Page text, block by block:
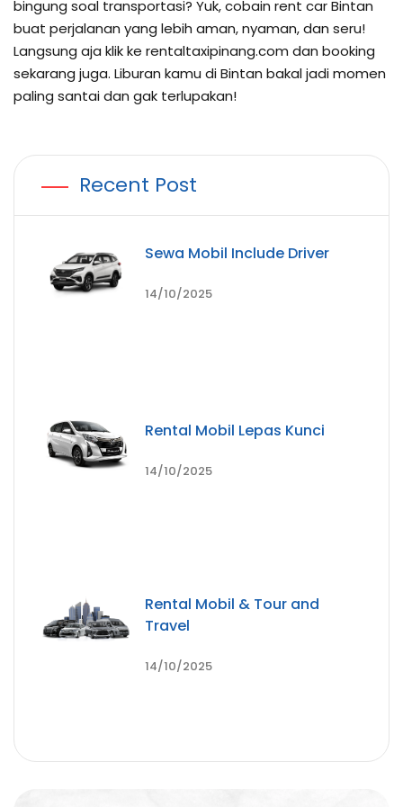
bingung soal transportasi? Yuk, cobain rent car Bintan
buat perjalanan yang lebih aman, nyaman, dan seru!
Langsung aja klik ke rentaltaxipinang.com dan booking
sekarang juga. Liburan kamu di Bintan bakal jadi momen
paling santai dan gak terlupakan!
Recent Post
Sewa Mobil Include Driver
14/10/2025
Rental Mobil Lepas Kunci
14/10/2025
Rental Mobil & Tour and
Travel
14/10/2025